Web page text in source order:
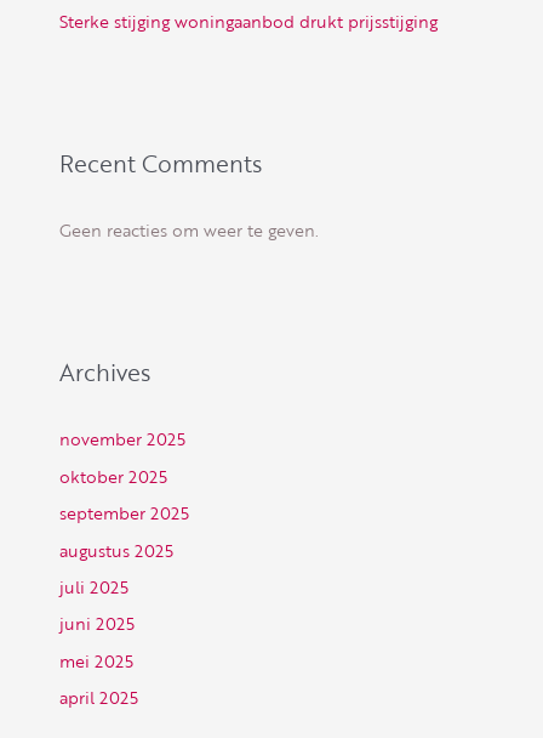
Sterke stijging woningaanbod drukt prijsstijging
Recent Comments
Geen reacties om weer te geven.
Archives
november 2025
oktober 2025
september 2025
augustus 2025
juli 2025
juni 2025
mei 2025
april 2025